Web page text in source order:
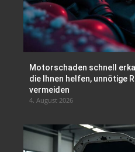
Motorschaden schnell
die Ihnen helfen, unnötige
vermeiden
4. August 2026